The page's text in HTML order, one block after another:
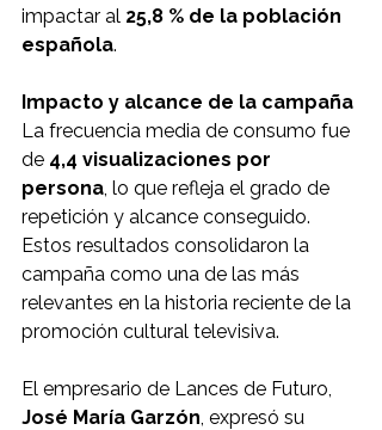
impactar al 25,8 % de la población
española.
Impacto y alcance de la campaña
La frecuencia media de consumo fue
de 4,4 visualizaciones por
persona, lo que refleja el grado de
repetición y alcance conseguido.
Estos resultados consolidaron la
campaña como una de las más
relevantes en la historia reciente de la
promoción cultural televisiva.
El empresario de Lances de Futuro,
José María Garzón, expresó su